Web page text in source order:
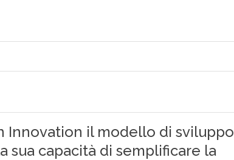
Innovation il modello di sviluppo
sua capacità di semplificare la